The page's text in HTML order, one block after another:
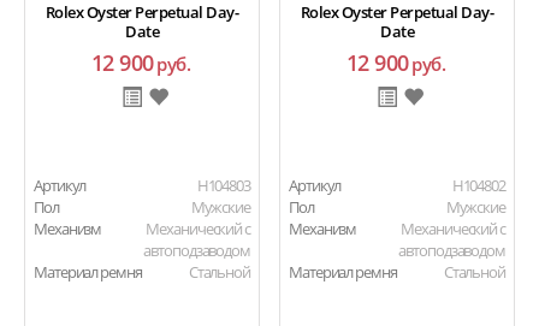
Rolex Oyster Perpetual Day-
Date
12 900руб.
Артикул
H104803
Пол
Мужские
Механизм
Механический с
автоподзаводом
Материал ремня
Стальной
Rolex Oyster Perpetual Day-
Date
12 900руб.
Артикул
H104802
Пол
Мужские
Механизм
Механический с
автоподзаводом
Материал ремня
Стальной